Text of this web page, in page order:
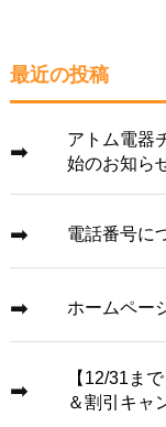
最近の投稿
アトム電器
始のお知ら
電話番号に
ホームペー
【12/31ま
＆割引キャ